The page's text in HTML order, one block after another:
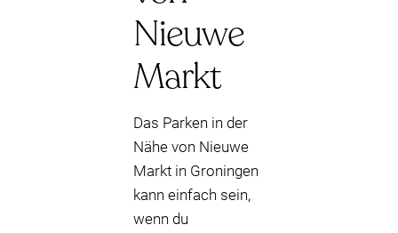
Nieuwe
Markt
Das Parken in der
Nähe von Nieuwe
Markt in Groningen
kann einfach sein,
wenn du